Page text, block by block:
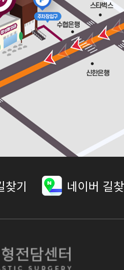
찾기 네이버 길